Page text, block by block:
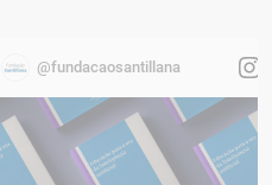
@fundacaosantillana